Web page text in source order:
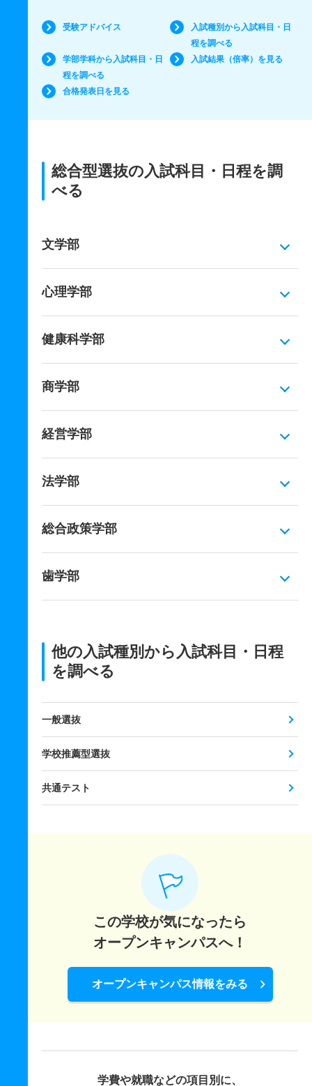
受験アドバイス
入試種別から入試科目・日
程を調べる
学部学科から入試科目・日
程を調べる
入試結果（倍率）を見る
合格発表日を見る
総合型選抜の入試科目・日程を調
べる
文学部
心理学部
健康科学部
商学部
経営学部
法学部
総合政策学部
歯学部
他の入試種別から入試科目・日程
を調べる
一般選抜
学校推薦型選抜
共通テスト
この学校が気になったら
オープンキャンパスへ！
オープンキャンパス情報をみる
学費や就職などの項目別に、